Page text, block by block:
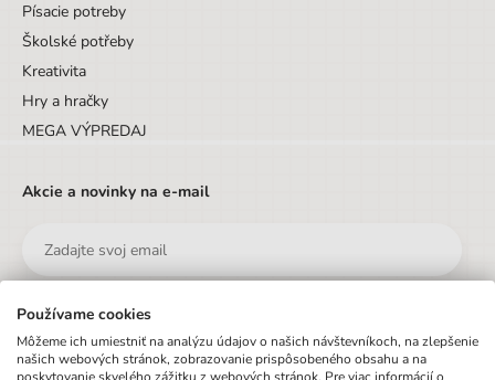
Písacie potreby
Školské potřeby
Kreativita
Hry a hračky
MEGA VÝPREDAJ
Akcie a novinky na e-mail
Používame cookies
Môžeme ich umiestniť na analýzu údajov o našich návštevníkoch, na zlepšenie
našich webových stránok, zobrazovanie prispôsobeného obsahu a na